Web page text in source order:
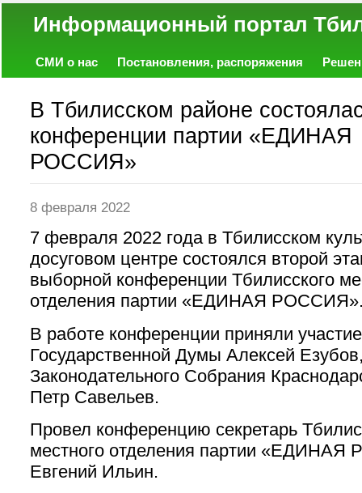
Информационный
СМИ о нас Постановления, распоряжения
В Тбилисском районе
конференции партии «ЕДИНАЯ
РОССИЯ»
8 февраля 2022
7 февраля 2022 года в Тбилисском
досуговом центре состоялся второй
выборной конференции Тбилисского
отделения партии «ЕДИНАЯ
В работе конференции приняли
Государственной Думы Алексей
Законодательного Собрания
Петр Савельев.
Провел конференцию секретарь
местного отделения партии
Евгений Ильин.